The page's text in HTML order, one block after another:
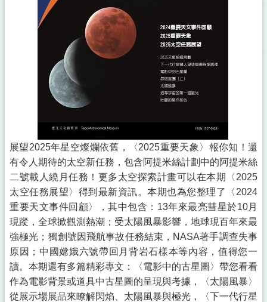
展望2025年星空燦爛依舊，〈2025重要天象〉報你知！還
有令人期待的太空新任務，包含阿提米絲計劃中的阿提米絲
二號載人繞月任務！更多太空探索計畫可以在本期〈2025
太空任務展望〉得到最新資訊。本期也為您整理了〈2024
重要天文事件回顧〉，其中包含：13年來最亮彗星於10月
現蹤，全球掀觀測熱潮；受太陽風暴影響，地球現百年來最
強極光；獨創號因飛航事故任務結束，NASA著手調查失事
原因；中國嫦娥六號帶回月背岩石樣本等內容，值得您一
讀。本期還有多篇精彩專文：〈電影中的古星圖〉帶您看看
作為電影背景或道具中古星圖的呈現與考據，〈太陽風暴〉
從展示場展品來瞭解閃焰、太陽風暴與極光，〈下一代行星